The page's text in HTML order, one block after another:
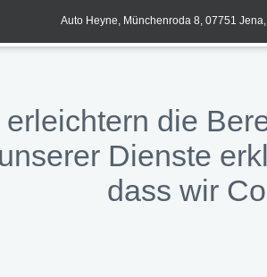
Auto Heyne, Münchenroda 8, 07751
die
Dienste
dass wir